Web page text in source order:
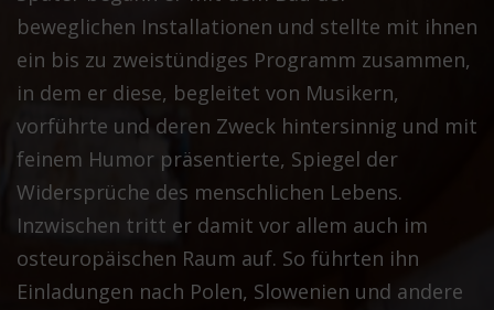
beweglichen Installationen und stellte mit ihnen
ein bis zu zweistündiges Programm zusammen,
in dem er diese, begleitet von Musikern,
vorführte und deren Zweck hintersinnig und mit
feinem Humor präsentierte, Spiegel der
Widersprüche des menschlichen Lebens.
Inzwischen tritt er damit vor allem auch im
osteuropäischen Raum auf. So führten ihn
Einladungen nach Polen, Slowenien und andere